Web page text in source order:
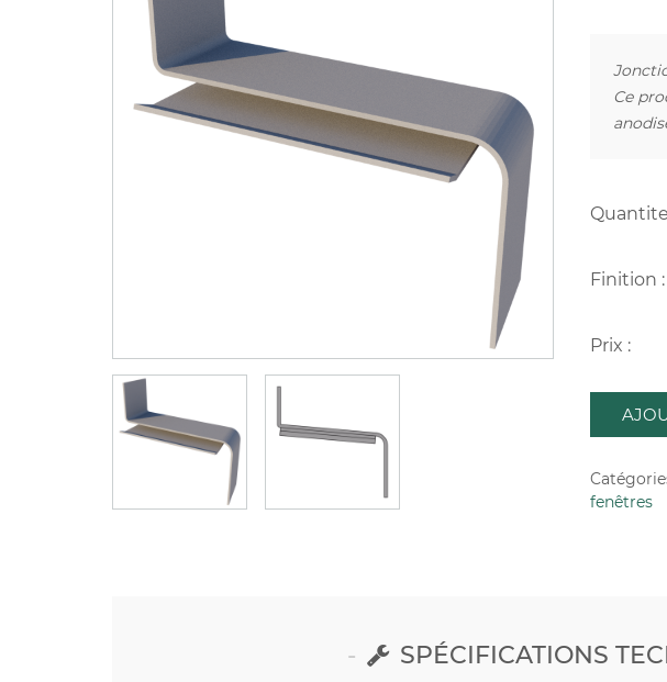
Ce
Finition :
Prix :
fenêtres
SPÉCIFICATIONS